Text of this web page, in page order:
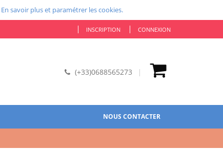
En savoir plus et paramétrer les cookies.
INSCRIPTION CONNEXION
(+33)0688565273
NOUS CONTACTER